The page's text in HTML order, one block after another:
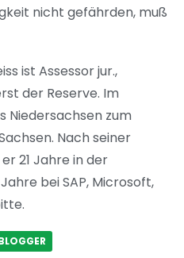
nicht gefährden, muß
ist Assessor jur.,
der Reserve. Im
Niedersachsen zum
Nach seiner
21 Jahre in der
bei SAP, Microsoft,